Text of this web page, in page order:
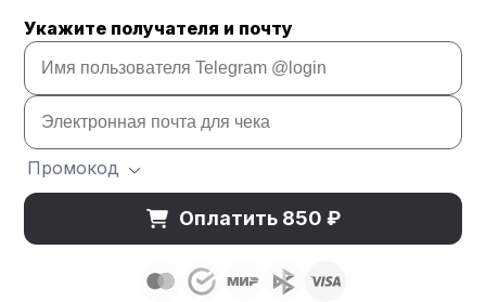
Укажите получателя и почту
Промокод
Оплатить 850 ₽